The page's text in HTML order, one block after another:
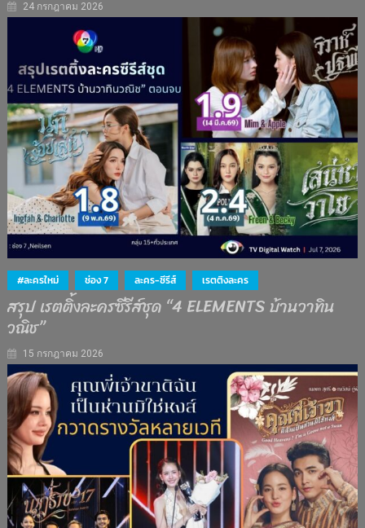
24 กรกฎาคม 2026
#ละครใหม่ ช่อง 7 ละคร-ซีรีส์ เรตติงละคร
สรุป เรตติ้งละครซีรีส์ชุด “4 ELEMENTS บ้านวาทิน
วณิช”
15 กรกฎาคม 2026